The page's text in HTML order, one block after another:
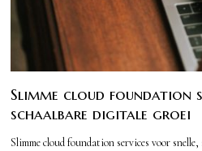
Slimme cloud foundation
schaalbare digitale groei
Slimme cloud foundation services voor